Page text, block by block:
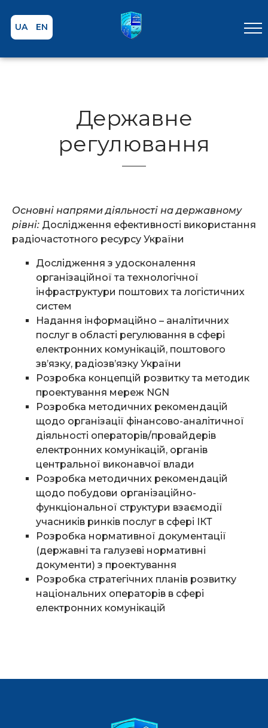
UA EN
Державне
регулювання
Основні напрями діяльності на державному
рівні: Дослідження ефективності використання
радіочастотного ресурсу України
Дослідження з удосконалення
організаційної та технологічної
інфраструктури поштових та логістичних
систем
Надання інформаційно – аналітичних
послуг в області регулювання в сфері
електронних комунікацій, поштового
зв’язку, радіозв’язку України
Розробка концепцій розвитку та методик
проектування мереж NGN
Розробка методичних рекомендацій
щодо організації фінансово-аналітичної
діяльності операторів/провайдерів
електронних комунікацій, органів
центральної виконавчої влади
Розробка методичних рекомендацій
щодо побудови організаційно-
функціональної структури взаємодії
учасників ринків послуг в сфері ІКТ
Розробка нормативної документації
(державні та галузеві нормативні
документи) з проектування
Розробка стратегічних планів розвитку
національних операторів в сфері
електронних комунікацій